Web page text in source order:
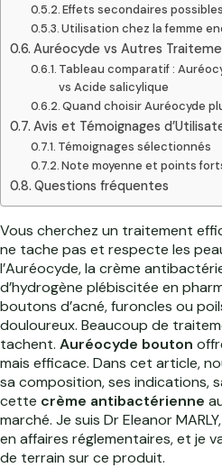
Effets secondaires
Utilisation chez la femme
Auréocyde vs Autres
Tableau comparatif :
vs Acide salicylique
Quand choisir Auréocyde
Avis et Témoignages
Témoignages sélectionnés
Note moyenne et points
Questions fréquentes
Vous cherchez un traitement
ne tache pas et respecte les
l’Auréocyde, la crème
d’hydrogène plébiscitée en
boutons d’acné, furoncles ou
douloureux. Beaucoup de
tachent. Auréocyde bouton
mais efficace. Dans cet article,
sa composition, ses indications,
cette crème antibactérienne
marché. Je suis Dr Eleanor
en affaires réglementaires, et je
de terrain sur ce produit.